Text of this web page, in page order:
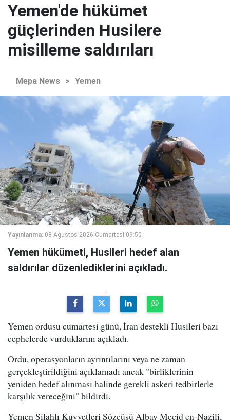
Yemen'de hükümet
güçlerinden Husilere
misilleme saldırıları
Mepa News > Yemen
Yayınlanma: 08 Ağustos 2026 Cumartesi 09:50
Yemen hükümeti, Husileri hedef alan
saldırılar düzenlediklerini açıkladı.
Yemen ordusu cumartesi günü, İran destekli Husileri bazı
cephelerde vurduklarını açıkladı.
Ordu, operasyonların ayrıntılarını veya ne zaman
gerçekleştirildiğini açıklamadı ancak "birliklerinin
yeniden hedef alınması halinde gerekli askeri tedbirlerle
karşılık vereceğini" bildirdi.
Yemen Silahlı Kuvvetleri Sözcüsü Albay Mecid en-Nazili,